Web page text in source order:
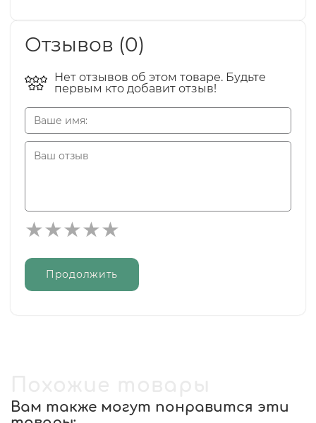
Отзывов (0)
Нет отзывов об этом товаре. Будьте
первым кто добавит отзыв!
Продолжить
Вам также могут понравится эти